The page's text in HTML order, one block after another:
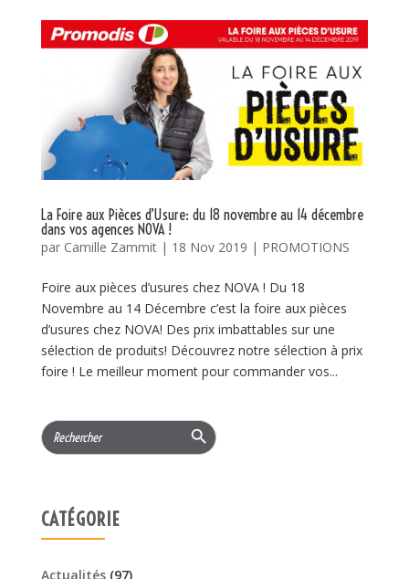
La Foire aux Pièces d’Usure: du 18 novembre au 14 décembre
dans vos agences NOVA !
par Camille Zammit| 18 Nov 2019 | PROMOTIONS
Foire aux pièces d’usures chez NOVA ! Du 18
Novembre au 14 Décembre c’est la foire aux pièces
d’usures chez NOVA! Des prix imbattables sur une
sélection de produits! Découvrez notre sélection à prix
foire ! Le meilleur moment pour commander vos...
Search
for:
Search Button
CATÉGORIE
Actualités(97)